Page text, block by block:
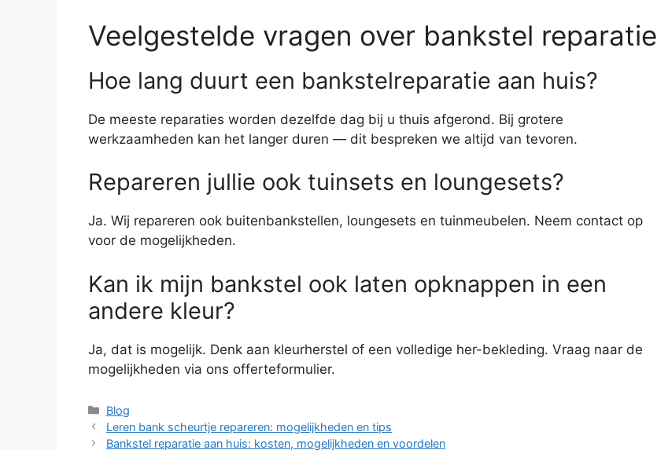
Veelgestelde vragen over bankstel reparatie
Hoe lang duurt een bankstelreparatie aan huis?
De meeste reparaties worden dezelfde dag bij u thuis afgerond. Bij grotere
werkzaamheden kan het langer duren — dit bespreken we altijd van tevoren.
Repareren jullie ook tuinsets en loungesets?
Ja. Wij repareren ook buitenbankstellen, loungesets en tuinmeubelen. Neem contact op
voor de mogelijkheden.
Kan ik mijn bankstel ook laten opknappen in een
andere kleur?
Ja, dat is mogelijk. Denk aan kleurherstel of een volledige her-bekleding. Vraag naar de
mogelijkheden via ons offerteformulier.
Categorieën
Blog
Leren bank scheurtje repareren: mogelijkheden en tips
Bankstel reparatie aan huis: kosten, mogelijkheden en voordelen